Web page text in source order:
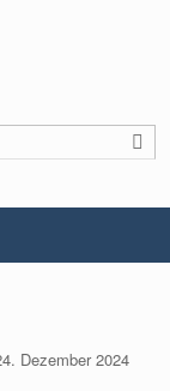
Dezember 2024